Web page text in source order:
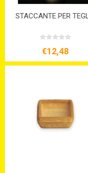
STACCANTE PER
€12,48